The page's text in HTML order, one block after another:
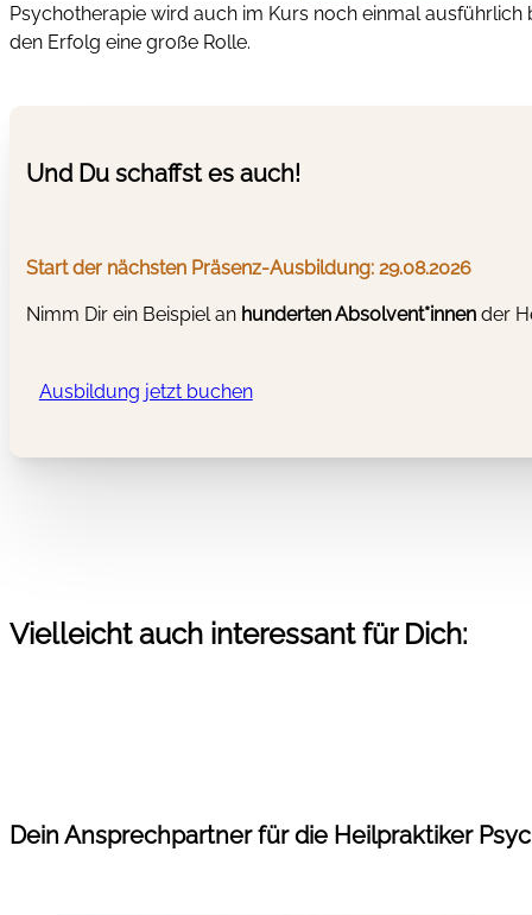
Psychotherapie wird auch im Kurs noch einmal ausführlich
den Erfolg eine große Rolle.
Und Du schaffst es auch!
Start der nächsten Präsenz-Ausbildung: 29.08.2026
Nimm Dir ein Beispiel an hunderten Absolvent*innender
Ausbildung jetzt buchen
Vielleicht auch interessant für Dich:
Dein Ansprechpartner für die Heilpraktiker